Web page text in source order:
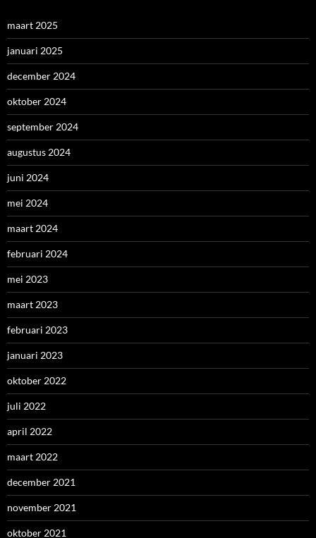
maart 2025
januari 2025
december 2024
oktober 2024
september 2024
augustus 2024
juni 2024
mei 2024
maart 2024
februari 2024
mei 2023
maart 2023
februari 2023
januari 2023
oktober 2022
juli 2022
april 2022
maart 2022
december 2021
november 2021
oktober 2021